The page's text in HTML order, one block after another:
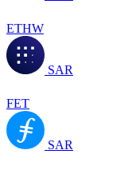
ETHW
SAR
FET
SAR